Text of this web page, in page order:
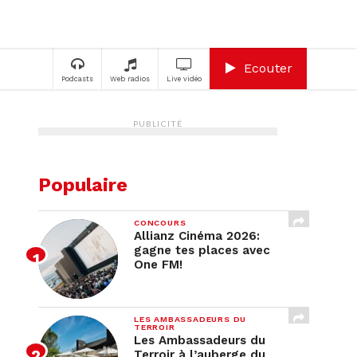
Podcasts Web radios Live vidéo
Ecouter
PUBLICITÉ
Populaire
CONCOURS
Allianz Cinéma 2026:
gagne tes places avec
One FM!
LES AMBASSADEURS DU
TERROIR
Les Ambassadeurs du